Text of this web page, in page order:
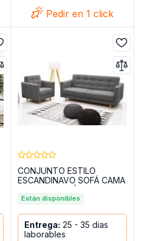
Pedir en 1 click
CONJUNTO ESTILO
ESCANDINAVO SOFÁ CAMA
210 CM Y SILLÓN GODIVO
GRIS OSCURO
Están disponibles
Entrega: 25 - 35 dias
laborables